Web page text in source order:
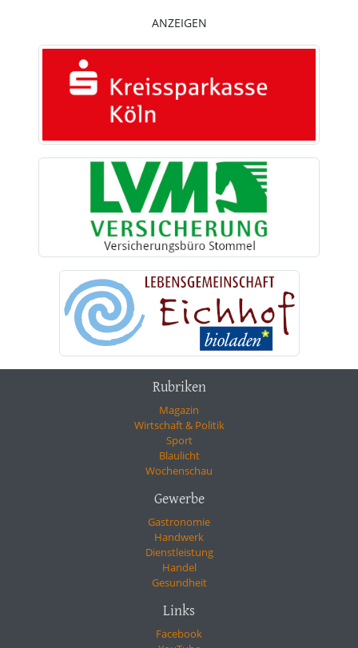
ANZEIGEN
Rubriken
Magazin
Wirtschaft & Politik
Sport
Blaulicht
Wochenschau
Gewerbe
Gastronomie
Handwerk
Dienstleistung
Handel
Gesundheit
Links
Facebook